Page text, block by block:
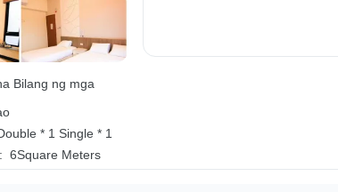
Bilang ng mga
* 1 Single * 1
6Square Meters